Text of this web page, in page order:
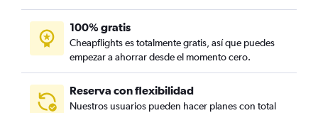
100% gratis
Cheapflights es totalmente gratis, así que puedes
empezar a ahorrar desde el momento cero.
Reserva con flexibilidad
Nuestros usuarios pueden hacer planes con total